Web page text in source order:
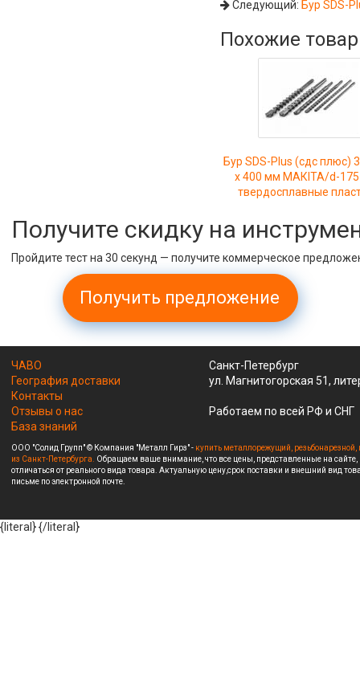
Следующий: Бур SDS-
Похожие
Бур SDS-Plus (сдс плюс)
х 400 мм МАКIТА/d-
твердосплавные
Получите скидку на
Пройдите тест на 30 секунд — получите коммерческое
Получить предложение
ЧАВО
География доставки
Контакты
Отзывы о нас
База знаний
Санкт-Петербург
ул. Магнитогорская 51,
Работаем по всей РФ и СНГ
ООО "Солид Групп" © Компания "Металл Гирз" - купить металлорежущий,
из Санкт-Петербурга. Обращаем ваше внимание, что все цены, представленные на
отличаться от реального вида товара. Актуальную цену,срок поставки и внешний вид
письме по электронной почте.
{literal}{/literal}